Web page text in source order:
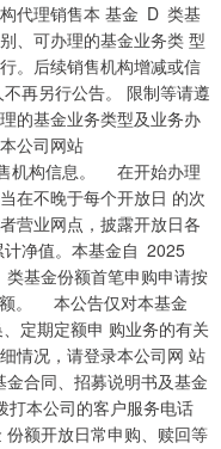
代理销售本 基金 D 类基
、可办理的基金业务类 型
。后续销售机构增减或信
再另行公告。 限制等请遵
的基金业务类型及业务办
公司网站
售机构信息。 在开始办理
在不晚于每个开放日 的次
营业网点，披露开放日各
净值。本基金自 2025
基金份额首笔申购申请按
。 本公告仅对本基金
定期定额申 购业务的有关
情况，请登录本公司网 站
金合同、招募说明书及基金
本公司的客户服务电话
额开放日常申购、赎回等